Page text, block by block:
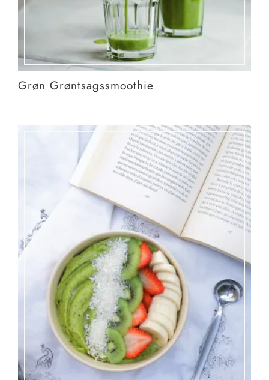
Grøn Grøntsagssmoothie